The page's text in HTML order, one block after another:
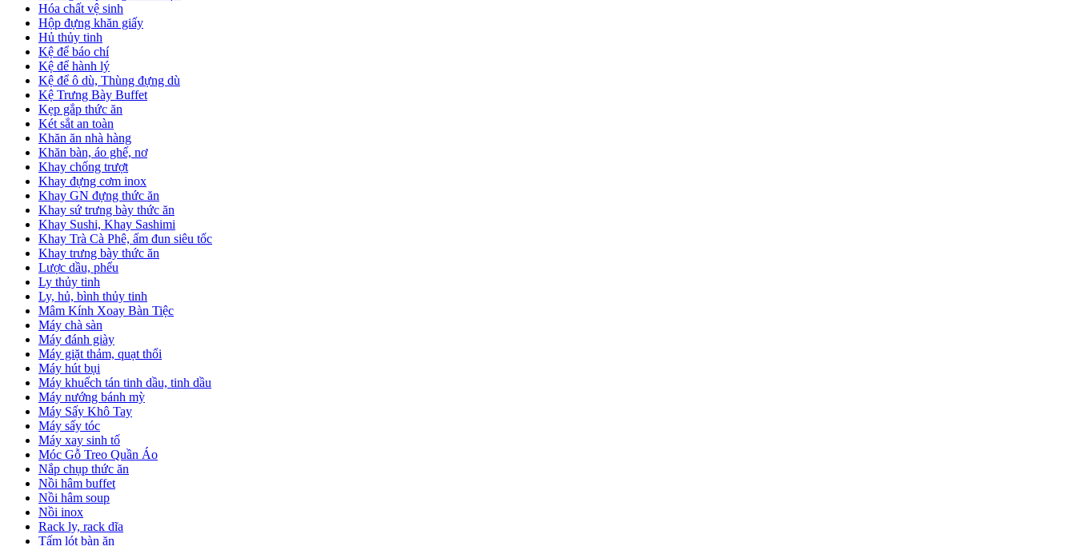
Hóa chất vệ sinh
Hộp đựng khăn giấy
Hủ thủy tinh
Kệ để báo chí
Kệ để hành lý
Kệ để ô dù, Thùng đựng dù
Kệ Trưng Bày Buffet
Kẹp gắp thức ăn
Két sắt an toàn
Khăn ăn nhà hàng
Khăn bàn, áo ghế, nơ
Khay chống trượt
Khay đựng cơm inox
Khay GN đựng thức ăn
Khay sứ trưng bày thức ăn
Khay Sushi, Khay Sashimi
Khay Trà Cà Phê, ấm đun siêu tốc
Khay trưng bày thức ăn
Lược dầu, phểu
Ly thủy tinh
Ly, hủ, bình thủy tinh
Mâm Kính Xoay Bàn Tiệc
Máy chà sàn
Máy đánh giày
Máy giặt thảm, quạt thổi
Máy hút bụi
Máy khuếch tán tinh dầu, tinh dầu
Máy nướng bánh mỳ
Máy Sấy Khô Tay
Máy sấy tóc
Máy xay sinh tố
Móc Gỗ Treo Quần Áo
Nắp chụp thức ăn
Nồi hâm buffet
Nồi hâm soup
Nồi inox
Rack ly, rack dĩa
Tấm lót bàn ăn